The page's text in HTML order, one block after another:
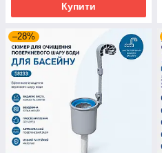
Купити
–28%